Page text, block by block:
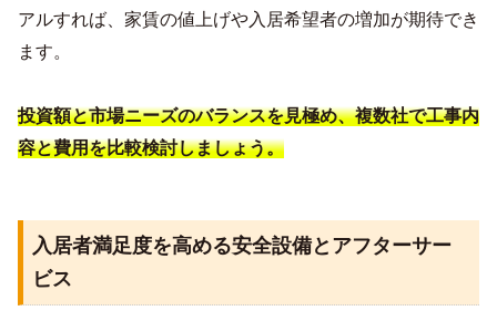
アルすれば、家賃の値上げや入居希望者の増加が期待でき
ます。
投資額と市場ニーズのバランスを見極め、複数社で工事内
容と費用を比較検討しましょう。
入居者満足度を高める安全設備とアフターサー
ビス